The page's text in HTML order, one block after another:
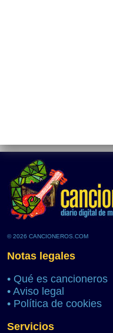
© 2026 CANCIONEROS.COM
Notas legales
• Qué es cancioneros
• Aviso legal
• Política de cookies
Servicios